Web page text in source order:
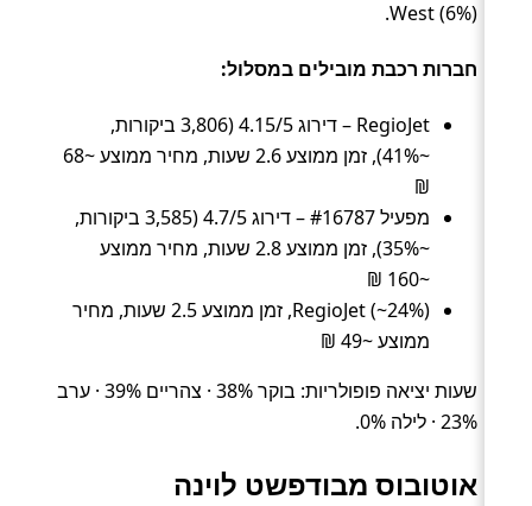
West (6%).
חברות רכבת מובילים במסלול:
RegioJet – דירוג 4.15/5 (3,806 ביקורות,
~41%), זמן ממוצע 2.6 שעות, מחיר ממוצע ~68
₪
מפעיל #16787 – דירוג 4.7/5 (3,585 ביקורות,
~35%), זמן ממוצע 2.8 שעות, מחיר ממוצע
~160 ₪
RegioJet (~24%), זמן ממוצע 2.5 שעות, מחיר
ממוצע ~49 ₪
שעות יציאה פופולריות: בוקר 38% · צהריים 39% · ערב
23% · לילה 0%.
אוטובוס מבודפשט לוינה